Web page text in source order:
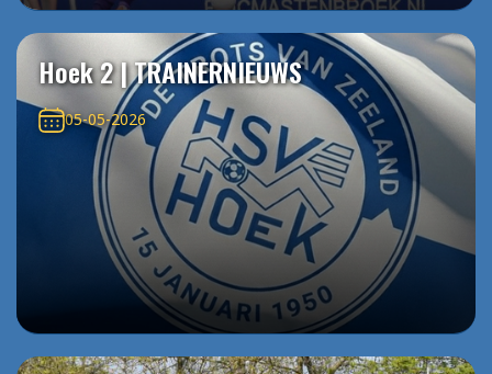
Hoek 2 | TRAINERNIEUWS
05-05-2026